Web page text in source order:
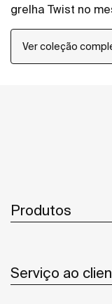
grelha Twist no
duche, mas o
uma grelha
Ver coleção
Produtos
Serviço ao